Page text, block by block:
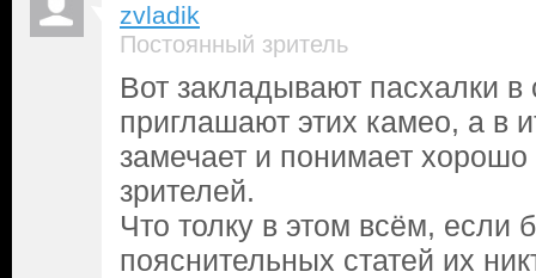
zvladik
Постоянный зритель
Вот закладывают пасхалки
приглашают этих камео, а в
замечает и понимает
зрителей.
Что толку в этом всём, если
пояснительных статей их